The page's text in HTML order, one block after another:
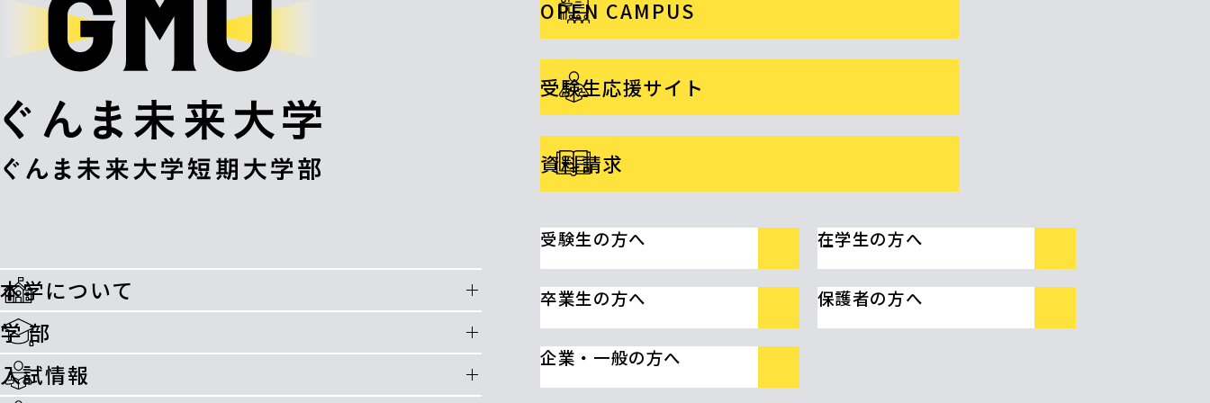
本学について
学 部
入試情報
OPEN CAMPUS
受験生応援サイト
資料請求
受験生の方へ 在学生の方へ
卒業生の方へ 保護者の方へ
企業・一般の方へ